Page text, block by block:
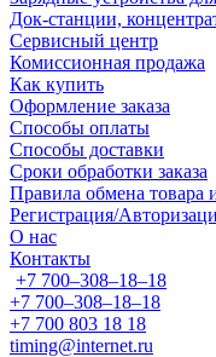
Док-станции,
Сервисный центр
Комиссионная продажа
Как купить
Оформление заказа
Способы оплаты
Способы доставки
Сроки обработки заказа
Правила обмена товара
Регистрация/
О нас
Контакты
+7 700‒308‒18‒18
+7 700‒308‒18‒18
+7 700 803 18 18
timing@internet.ru